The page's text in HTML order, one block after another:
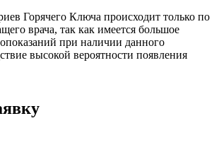
Горячего Ключа происходит только по
врача, так как имеется большое
при наличии данного
высокой вероятности появления